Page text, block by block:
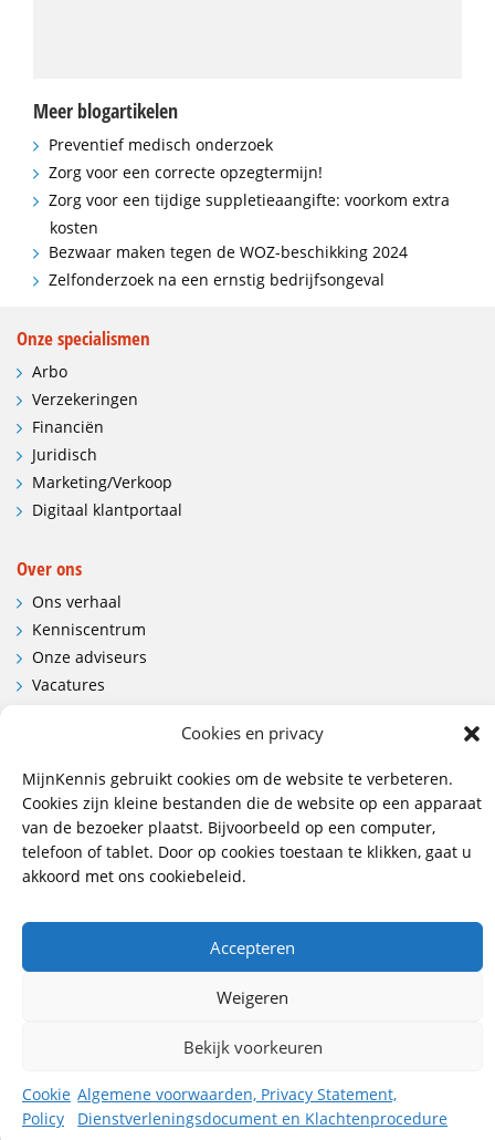
Cookies en privacy
MijnKennis gebruikt cookies om de website te verbeteren.
Cookies zijn kleine bestanden die de website op een apparaat
van de bezoeker plaatst. Bijvoorbeeld op een computer,
telefoon of tablet. Door op cookies toestaan te klikken, gaat u
akkoord met ons cookiebeleid.
Accepteren
Weigeren
Bekijk voorkeuren
Cookie
Policy
Algemene voorwaarden, Privacy Statement,
Dienstverleningsdocument en Klachtenprocedure
Meer blogartikelen
Preventief medisch onderzoek
Zorg voor een correcte opzegtermijn!
Zorg voor een tijdige suppletieaangifte: voorkom extra
kosten
Bezwaar maken tegen de WOZ-beschikking 2024
Zelfonderzoek na een ernstig bedrijfsongeval
Onze specialismen
Arbo
Verzekeringen
Financiën
Juridisch
Marketing/Verkoop
Digitaal klantportaal
Over ons
Ons verhaal
Kenniscentrum
Onze adviseurs
Vacatures
Contact
Wij hebben vestigingen in:
Doetinchem, Lent
085 - 485 4111
Statement, Dienstverleningsdocument en